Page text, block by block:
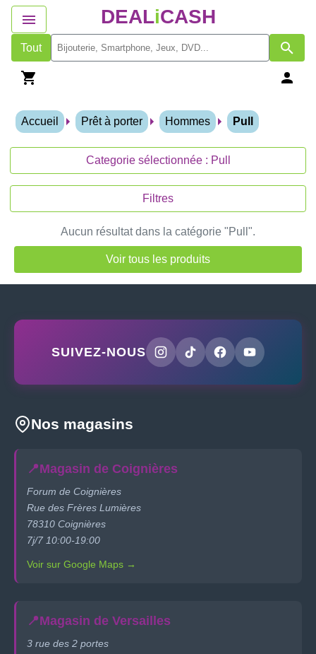
DEALiCASH
Tout
Accueil Prêt à porter Hommes Pull
Categorie sélectionnée : Pull
Filtres
Aucun résultat dans la catégorie "Pull".
Voir tous les produits
SUIVEZ-NOUS
Nos magasins
📍Magasin de Coignières
Forum de Coignières
Rue des Frères Lumières
78310 Coignières
7j/7 10:00-19:00
Voir sur Google Maps →
📍Magasin de Versailles
3 rue des 2 portes